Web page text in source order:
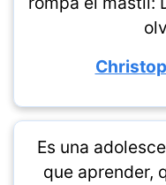
Es una
que aprender,